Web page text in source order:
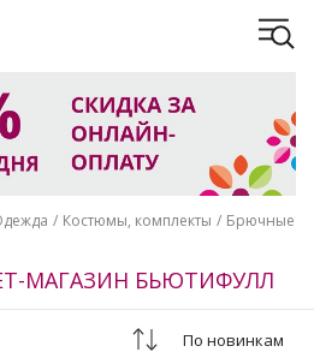
Костюмы, комплекты Брючные
МАГАЗИН БЬЮТИФУЛЛ
По новинкам